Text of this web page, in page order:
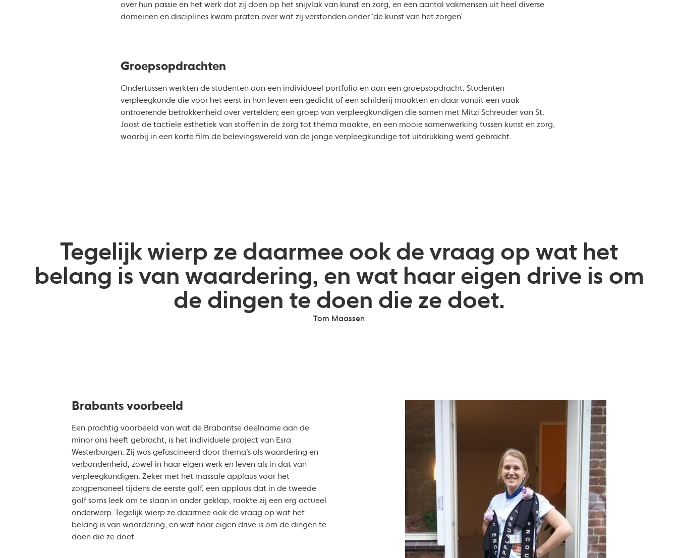
over hun passie en het werk dat zij doen op het snijvlak van kunst en zorg, en een aantal vakmensen uit heel diverse
domeinen en disciplines kwam praten over wat zij verstonden onder ‘de kunst van het zorgen’.
Groepsopdrachten
Ondertussen werkten de studenten aan een individueel portfolio en aan een groepsopdracht. Studenten
verpleegkunde die voor het eerst in hun leven een gedicht of een schilderij maakten en daar vanuit een vaak
ontroerende betrokkenheid over vertelden; een groep van verpleegkundigen die samen met Mitzi Schreuder van St.
Joost de tactiele esthetiek van stoffen in de zorg tot thema maakte, en een mooie samenwerking tussen kunst en zorg,
waarbij in een korte film de belevingswereld van de jonge verpleegkundige tot uitdrukking werd gebracht.
Tegelijk wierp ze daarmee ook de vraag op wat het
belang is van waardering, en wat haar eigen drive is om
de dingen te doen die ze doet.
Tom Maassen
Brabants voorbeeld
Een prachtig voorbeeld van wat de Brabantse deelname aan de
minor ons heeft gebracht, is het individuele project van Esra
Westerburgen. Zij was gefascineerd door thema’s als waardering en
verbondenheid, zowel in haar eigen werk en leven als in dat van
verpleegkundigen. Zeker met het massale applaus voor het
zorgpersoneel tijdens de eerste golf, een applaus dat in de tweede
golf soms leek om te slaan in ander geklap, raakte zij een erg actueel
onderwerp. Tegelijk wierp ze daarmee ook de vraag op wat het
belang is van waardering, en wat haar eigen drive is om de dingen te
doen die ze doet.